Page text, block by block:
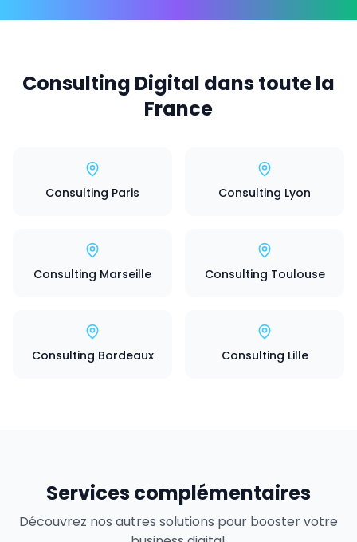
Consulting Digital dans toute la
France
Consulting Paris Consulting Lyon
Consulting Marseille Consulting Toulouse
Consulting Bordeaux Consulting Lille
Services complémentaires
Découvrez nos autres solutions pour booster votre